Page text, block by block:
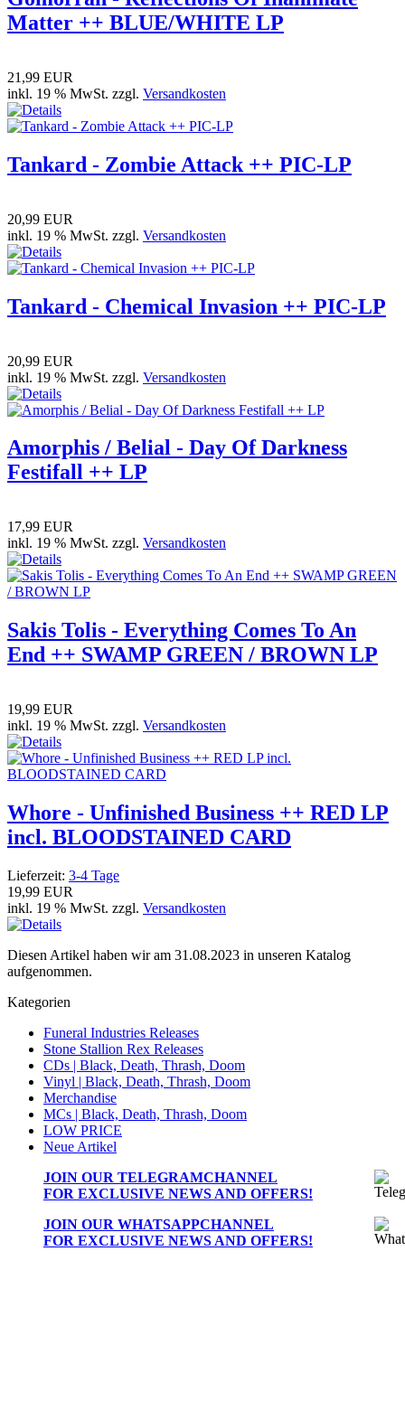
Matter ++ BLUE/WHITE LP
21,99 EUR
inkl. 19 % MwSt. zzgl. Versandkosten
Tankard - Zombie Attack ++ PIC-LP
20,99 EUR
inkl. 19 % MwSt. zzgl. Versandkosten
Tankard - Chemical Invasion ++ PIC-LP
20,99 EUR
inkl. 19 % MwSt. zzgl. Versandkosten
Amorphis / Belial - Day Of Darkness
Festifall ++ LP
17,99 EUR
inkl. 19 % MwSt. zzgl. Versandkosten
Sakis Tolis - Everything Comes To An
End ++ SWAMP GREEN / BROWN LP
19,99 EUR
inkl. 19 % MwSt. zzgl. Versandkosten
Whore - Unfinished Business ++ RED LP
incl. BLOODSTAINED CARD
Lieferzeit: 3-4 Tage
19,99 EUR
inkl. 19 % MwSt. zzgl. Versandkosten
Diesen Artikel haben wir am 31.08.2023 in unseren Katalog
aufgenommen.
Kategorien
Funeral Industries Releases
Stone Stallion Rex Releases
CDs | Black, Death, Thrash, Doom
Vinyl | Black, Death, Thrash, Doom
Merchandise
MCs | Black, Death, Thrash, Doom
LOW PRICE
Neue Artikel
JOIN OUR TELEGRAMCHANNEL
FOR EXCLUSIVE NEWS AND OFFERS!
JOIN OUR WHATSAPPCHANNEL
FOR EXCLUSIVE NEWS AND OFFERS!